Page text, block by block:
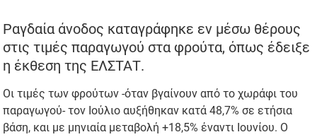
Ραγδαία άνοδος καταγράφηκε εν μέσω θέρους
στις τιμές παραγωγού στα φρούτα, όπως έδειξε
η έκθεση της ΕΛΣΤΑΤ.
Οι τιμές των φρούτων -όταν βγαίνουν από το χωράφι του
παραγωγού- τον Ιούλιο αυξήθηκαν κατά 48,7% σε ετήσια
βάση, και με μηνιαία μεταβολή +18,5% έναντι Ιουνίου. Ο